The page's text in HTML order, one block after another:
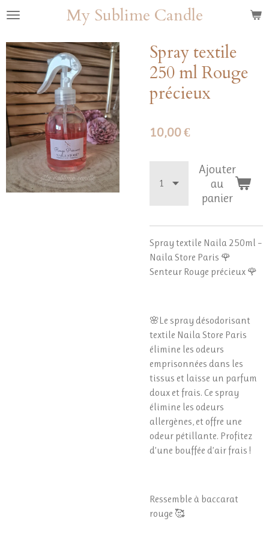
Passer
contenu
principal
My Sublime Candle
Spray textile
250 ml Rouge
précieux
10,00 €
Ajouter
au
panier
Spray textile Naila 250ml –
Naila Store Paris 🌹
Senteur Rouge précieux 🌹
🌸Le spray désodorisant
textile Naila Store Paris
élimine les odeurs
emprisonnées dans les
tissus et laisse un parfum
doux et frais. Ce spray
élimine les odeurs
allergènes, et offre une
odeur pétillante. Profitez
d’une bouffée d’air frais !
Ressemble à baccarat
rouge 🥰